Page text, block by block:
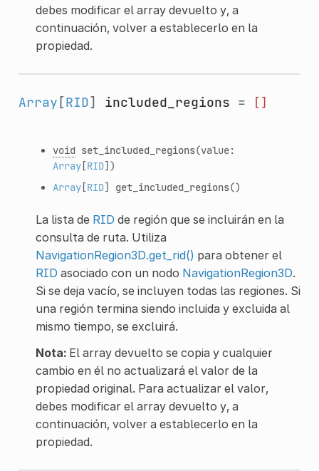
debes modificar el array devuelto y, a
continuación, volver a establecerlo en la
propiedad.
Array [RID] included_regions = []
void set_included_regions(value:
Array[RID])
Array[RID] get_included_regions()
La lista de RID de región que se incluirán en la
consulta de ruta. Utiliza
NavigationRegion3D.get_rid() para obtener el
RID asociado con un nodo NavigationRegion3D.
Si se deja vacío, se incluyen todas las regiones. Si
una región termina siendo incluida y excluida al
mismo tiempo, se excluirá.
Nota:El array devuelto se copia y cualquier
cambio en él no actualizará el valor de la
propiedad original. Para actualizar el valor,
debes modificar el array devuelto y, a
continuación, volver a establecerlo en la
propiedad.